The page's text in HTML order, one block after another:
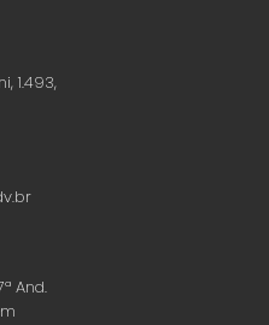
1.493,
And.